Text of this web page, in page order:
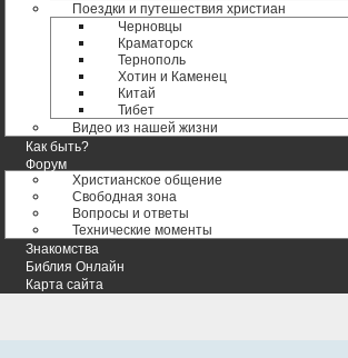
Поездки и путешествия христиан
Черновцы
Краматорск
Тернополь
Хотин и Каменец
Китай
Тибет
Видео из нашей жизни
Как быть?
Форум
Христианское общение
Свободная зона
Вопросы и ответы
Технические моменты
Знакомства
Библия Онлайн
Карта сайта